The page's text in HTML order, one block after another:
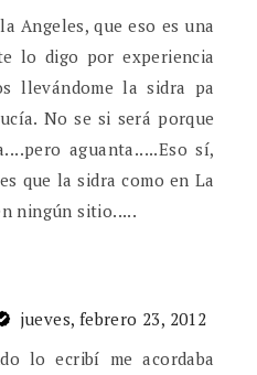
Angeles, que eso es una
lo digo por experiencia
llevándome la sidra pa
No se si será porque
aguanta.....Eso sí,
que la sidra como en La
ningún sitio.....
jueves, febrero 23, 2012
lo ecribí me acordaba